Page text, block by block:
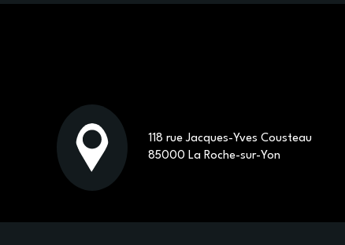
118 rue Jacques-Yves Cousteau
85000 La Roche-sur-Yon